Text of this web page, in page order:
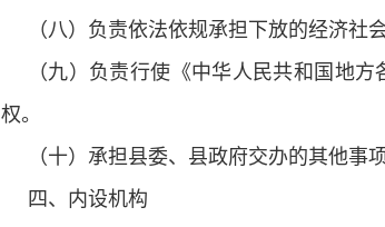
（八）负责依法依规承担下放的经济社
（九）负责行使《中华人民共和国地
权。
（十）承担县委、县政府交办的其他事项
四、内设机构